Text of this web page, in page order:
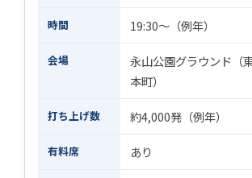
時間 19:30〜（例年）
会場
永山公園グラウンド（
本町）
打ち上げ数 約4,000発（例年）
有料席 あり